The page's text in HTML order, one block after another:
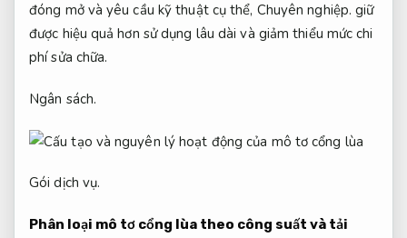
đóng mở và yêu cầu kỹ thuật cụ thể, Chuyên nghiệp. giữ
được hiệu quả hơn sử dụng lâu dài và giảm thiểu mức chi
phí sửa chữa.
Ngân sách.
Gói dịch vụ.
Phân loại mô tơ cổng lùa theo công suất và tải